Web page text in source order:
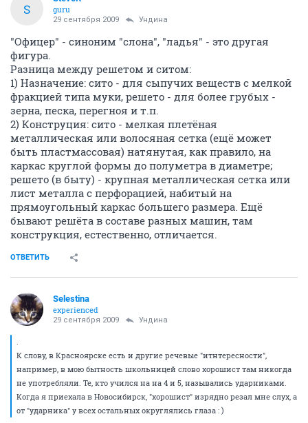
S
guru
29 сентября 2009 Ундина
"Офицер" - синоним "слона", "ладья" - это другая
фигура.
Разница между решетом и ситом:
1) Назначение: сито - для сыпучих веществ с мелкой
фракцией типа муки, решето - для более грубых -
зерна, песка, перегноя и т.п.
2) Конструция: сито - мелкая плетёная
металлическая или волосяная сетка (ещё может
быть пластмассовая) натянутая, как правило, на
каркас круглой формы до полуметра в диаметре;
решето (в быту) - крупная металлическая сетка или
лист металла с перфорацией, набитый на
прямоугольный каркас большего размера. Ещё
бывают решёта в составе разных машин, там
конструкция, естественно, отличается.
ОТВЕТИТЬ
Selestina
experienced
29 сентября 2009 Ундина
.
К слову, в Красноярске есть и другие речевые "итнтересности",
например, в мою бытность школьницей слово хорошист там никогда
не употребляли. Те, кто учился на на 4 и 5, назывались ударниками.
Когда я приехала в Новосибирск, "хорошист" изрядно резал мне слух, а
от "ударника" у всех остальных округлялись глаза : )